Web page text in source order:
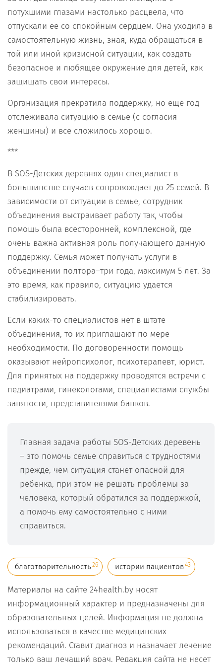
потухшими глазами настолько расцвела, что
отпускали ее со спокойным сердцем. Она уходила в
самостоятельную жизнь, зная, куда обращаться в
той или иной кризисной ситуации, как создать
безопасное и любящее окружение для детей, как
защищать свои интересы.
Организация прекратила поддержку, но еще год
отслеживала ситуацию в семье (с согласия
женщины) и все сложилось хорошо.
***
В SOS-Детских деревнях один специалист в
большинстве случаев сопровождает до 25 семей. В
зависимости от ситуации в семье, сотрудник
объединения выстраивает работу так, чтобы
помощь была всесторонней, комплексной, где
очень важна активная роль получающего данную
поддержку. Семья может получать услуги в
объединении полтора–три года, максимум 5 лет. За
это время, как правило, ситуацию удается
стабилизировать.
Если каких-то специалистов нет в штате
объединения, то их приглашают по мере
необходимости. По договоренности помощь
оказывают нейропсихолог, психотерапевт, юрист.
Для принятых на поддержку проводятся встречи с
педиатрами, гинекологами, специалистами службы
занятости, представителями банков.
Главная задача работы SOS-Детских деревень
– это помочь семье справиться с трудностями
прежде, чем ситуация станет опасной для
ребенка, при этом не решать проблемы за
человека, который обратился за поддержкой,
а помочь ему самостоятельно с ними
справиться.
благотворительность 26 истории пациентов43
Материалы на сайте 24health.by носят
информационный характер и предназначены для
образовательных целей. Информация не должна
использоваться в качестве медицинских
рекомендаций. Ставит диагноз и назначает лечение
только ваш лечащий врач. Редакция сайта не несет